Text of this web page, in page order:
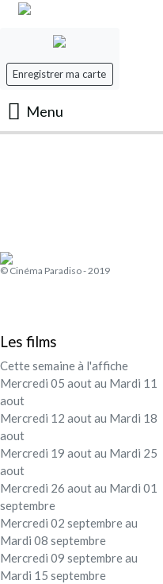
Enregistrer ma carte
Menu
Festival - soirée
Mon compte
© Cinéma Paradiso - 2019
Les films
Cette semaine à l'affiche
Mercredi 05 aout au Mardi 11
aout
Mercredi 12 aout au Mardi 18
aout
Mercredi 19 aout au Mardi 25
aout
Mercredi 26 aout au Mardi 01
septembre
Mercredi 02 septembre au
Mardi 08 septembre
Mercredi 09 septembre au
Mardi 15 septembre